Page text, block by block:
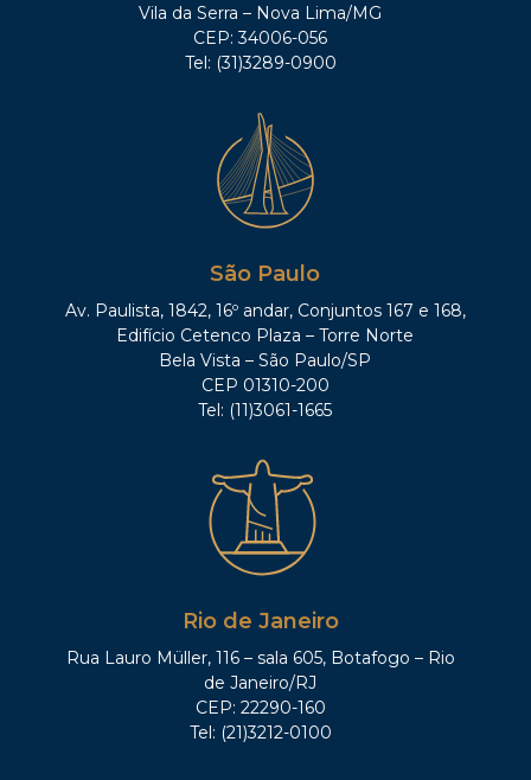
Vila da Serra – Nova Lima/MG
CEP: 34006-056
Tel: (31)3289-0900
São Paulo
Av. Paulista, 1842, 16º andar, Conjuntos 167 e 168,
Edifício Cetenco Plaza – Torre Norte
Bela Vista – São Paulo/SP
CEP 01310-200
Tel: (11)3061-1665
Rio de Janeiro
Rua Lauro Müller, 116 – sala 605, Botafogo – Rio
de Janeiro/RJ
CEP: 22290-160
Tel: (21)3212-0100